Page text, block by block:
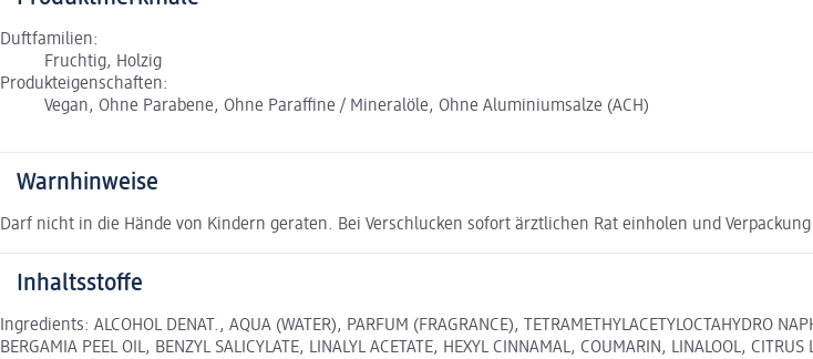
Duftfamilien:
Fruchtig, Holzig
Produkteigenschaften:
Vegan, Ohne Parabene, Ohne Paraffine / Mineralöle, Ohne Aluminiumsalze (ACH)
Warnhinweise
Darf nicht in die Hände von Kindern geraten. Bei Verschlucken sofort ärztlichen Rat einholen und
Inhaltsstoffe
Ingredients: ALCOHOL DENAT., AQUA (WATER), PARFUM (FRAGRANCE), TETRAMETHYLACETYLOCTAHYDRO
BERGAMIA PEEL OIL, BENZYL SALICYLATE, LINALYL ACETATE, HEXYL CINNAMAL, COUMARIN, LINALOOL,